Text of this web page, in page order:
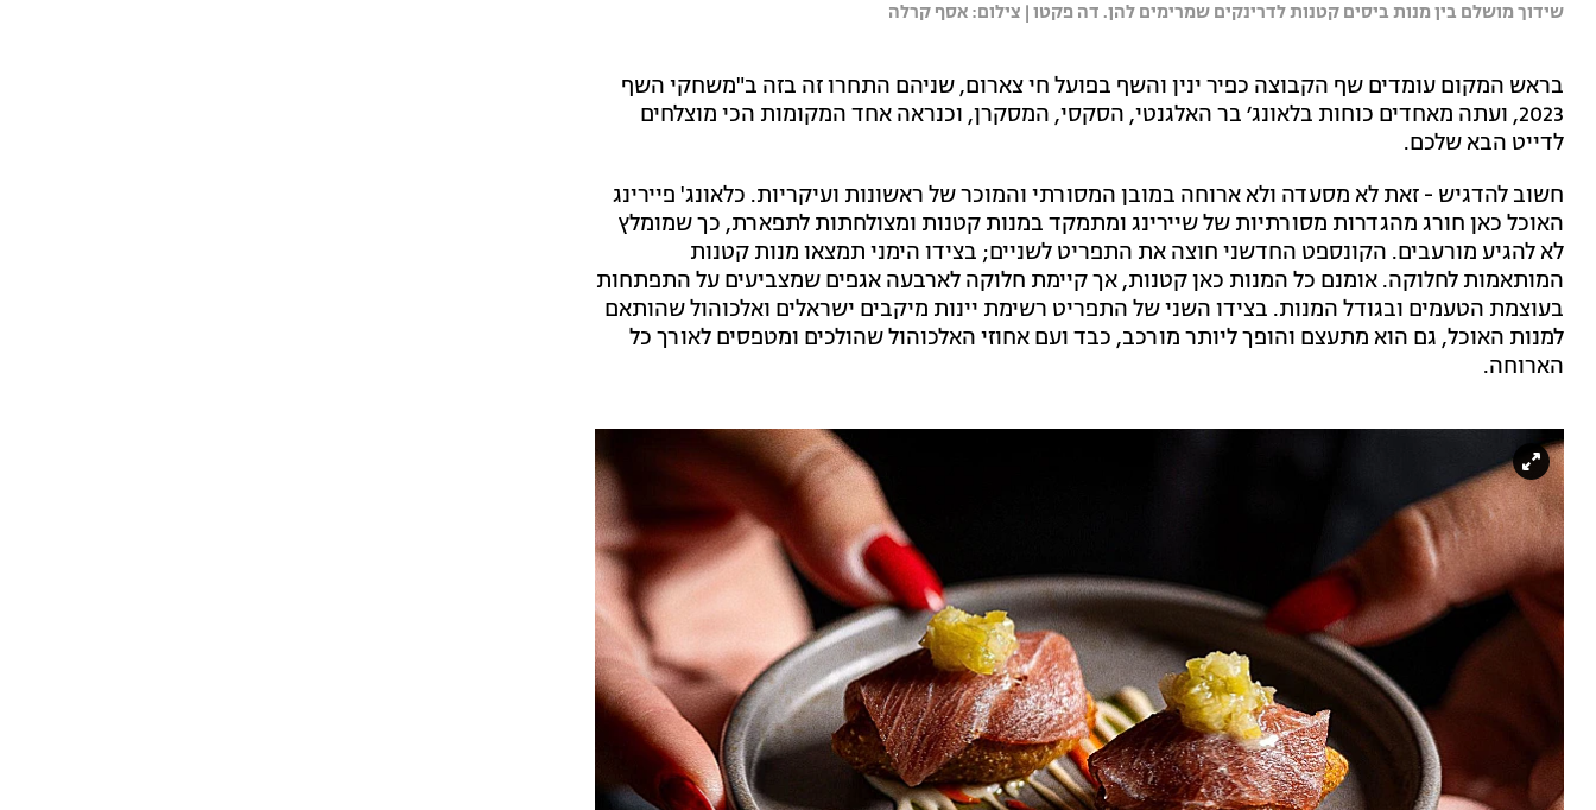
שידוך מושלם בין מנות ביסים קטנות לדרינקים שמרימים להן. דה פקטו | צילום: אסף קרלה
בראש המקום עומדים שף הקבוצה כפיר ינין והשף בפועל חי צארום, שניהם התחרו זה בזה ב"משחקי השף
2023, ועתה מאחדים כוחות בלאונג׳ בר האלגנטי, הסקסי, המסקרן, וכנראה אחד המקומות הכי מוצלחים
לדייט הבא שלכם.
חשוב להדגיש - זאת לא מסעדה ולא ארוחה במובן המסורתי והמוכר של ראשונות ועיקריות. כלאונג' פיירינג
האוכל כאן חורג מהגדרות מסורתיות של שיירינג ומתמקד במנות קטנות ומצולחתות לתפארת, כך שמומלץ
לא להגיע מורעבים. הקונספט החדשני חוצה את התפריט לשניים; בצידו הימני תמצאו מנות קטנות
המותאמות לחלוקה. אומנם כל המנות כאן קטנות, אך קיימת חלוקה לארבעה אגפים שמצביעים על התפתחות
בעוצמת הטעמים ובגודל המנות. בצידו השני של התפריט רשימת יינות מיקבים ישראלים ואלכוהול שהותאם
למנות האוכל, גם הוא מתעצם והופך ליותר מורכב, כבד ועם אחוזי האלכוהול שהולכים ומטפסים לאורך כל
הארוחה.